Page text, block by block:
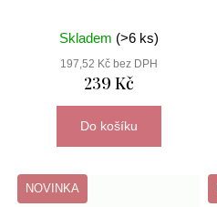
Skladem (>6 ks)
197,52 Kč bez DPH
239 Kč
Do košíku
NOVINKA